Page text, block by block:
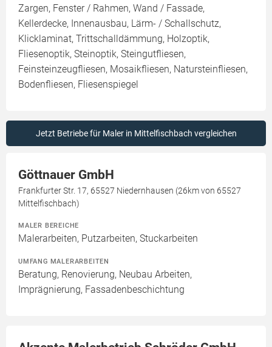
Zargen, Fenster / Rahmen, Wand / Fassade,
Kellerdecke, Innenausbau, Lärm- / Schallschutz,
Klicklaminat, Trittschalldämmung, Holzoptik,
Fliesenoptik, Steinoptik, Steingutfliesen,
Feinsteinzeugfliesen, Mosaikfliesen, Natursteinfliesen,
Bodenfliesen, Fliesenspiegel
Jetzt Betriebe für Maler in Mittelfischbach vergleichen
Göttnauer GmbH
Frankfurter Str. 17, 65527 Niedernhausen (26km von 65527
Mittelfischbach)
MALER BEREICHE
Malerarbeiten, Putzarbeiten, Stuckarbeiten
UMFANG MALERARBEITEN
Beratung, Renovierung, Neubau Arbeiten,
Imprägnierung, Fassadenbeschichtung